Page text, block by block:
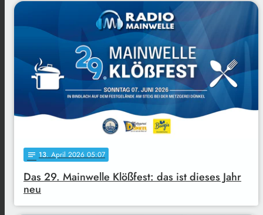
notes 13. April 2026 05:07
Das 29. Mainwelle Klößfest: das ist dieses Jahr
neu